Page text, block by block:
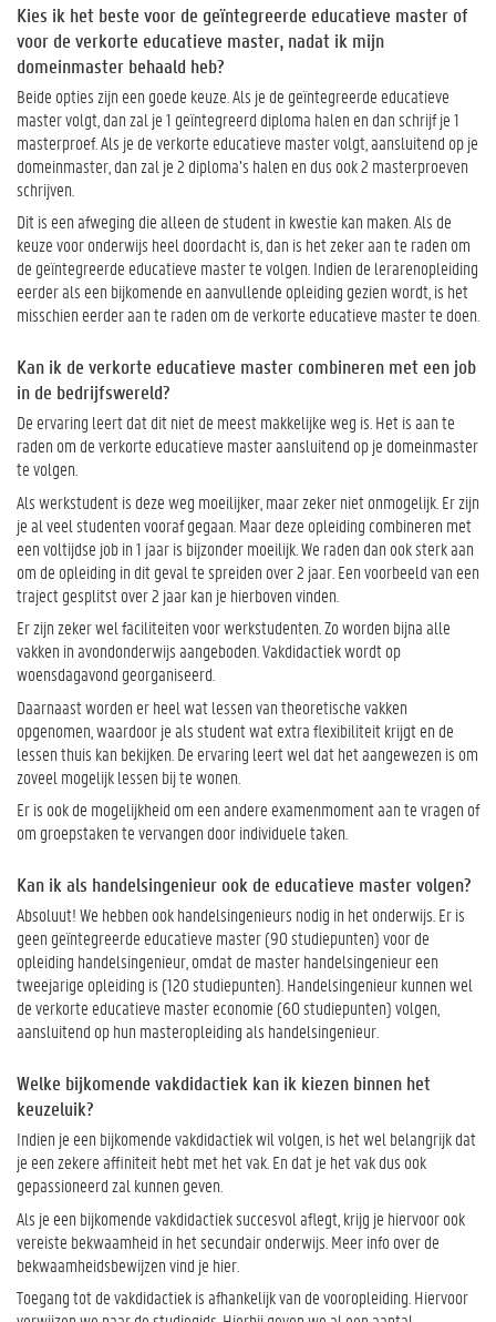
Kies ik het beste voor de geïntegreerde educatieve master of
voor de verkorte educatieve master, nadat ik mijn
domeinmaster behaald heb?
Beide opties zijn een goede keuze. Als je de geïntegreerde educatieve
master volgt, dan zal je 1 geïntegreerd diploma halen en dan schrijf je 1
masterproef. Als je de verkorte educatieve master volgt, aansluitend op je
domeinmaster, dan zal je 2 diploma’s halen en dus ook 2 masterproeven
schrijven.
Dit is een afweging die alleen de student in kwestie kan maken. Als de
keuze voor onderwijs heel doordacht is, dan is het zeker aan te raden om
de geïntegreerde educatieve master te volgen. Indien de lerarenopleiding
eerder als een bijkomende en aanvullende opleiding gezien wordt, is het
misschien eerder aan te raden om de verkorte educatieve master te doen.
Kan ik de verkorte educatieve master combineren met een job
in de bedrijfswereld?
De ervaring leert dat dit niet de meest makkelijke weg is. Het is aan te
raden om de verkorte educatieve master aansluitend op je domeinmaster
te volgen.
Als werkstudent is deze weg moeilijker, maar zeker niet onmogelijk. Er zijn
je al veel studenten vooraf gegaan. Maar deze opleiding combineren met
een voltijdse job in 1 jaar is bijzonder moeilijk. We raden dan ook sterk aan
om de opleiding in dit geval te spreiden over 2 jaar. Een voorbeeld van een
traject gesplitst over 2 jaar kan je hierboven vinden.
Er zijn zeker wel faciliteiten voor werkstudenten. Zo worden bijna alle
vakken in avondonderwijs aangeboden. Vakdidactiek wordt op
woensdagavond georganiseerd.
Daarnaast worden er heel wat lessen van theoretische vakken
opgenomen, waardoor je als student wat extra flexibiliteit krijgt en de
lessen thuis kan bekijken. De ervaring leert wel dat het aangewezen is om
zoveel mogelijk lessen bij te wonen.
Er is ook de mogelijkheid om een andere examenmoment aan te vragen of
om groepstaken te vervangen door individuele taken.
Kan ik als handelsingenieur ook de educatieve master volgen?
Absoluut! We hebben ook handelsingenieurs nodig in het onderwijs. Er is
geen geïntegreerde educatieve master (90 studiepunten) voor de
opleiding handelsingenieur, omdat de master handelsingenieur een
tweejarige opleiding is (120 studiepunten). Handelsingenieur kunnen wel
de verkorte educatieve master economie (60 studiepunten) volgen,
aansluitend op hun masteropleiding als handelsingenieur.
Welke bijkomende vakdidactiek kan ik kiezen binnen het
keuzeluik?
Indien je een bijkomende vakdidactiek wil volgen, is het wel belangrijk dat
je een zekere affiniteit hebt met het vak. En dat je het vak dus ook
gepassioneerd zal kunnen geven.
Als je een bijkomende vakdidactiek succesvol aflegt, krijg je hiervoor ook
vereiste bekwaamheid in het secundair onderwijs. Meer info over de
bekwaamheidsbewijzen vind je hier.
Toegang tot de vakdidactiek is afhankelijk van de vooropleiding. Hiervoor